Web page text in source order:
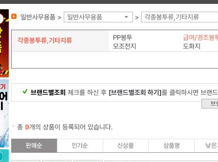
일반사무용품 > 일반사무용품 > 각종봉투류,기타지류
각종봉투류,기타지류 PP봉투
급여/경조봉
모조전지
도화지
브랜드별조회 체크를 하신 후 [브랜드별조회 하기]를 클릭하시면 브랜
총 9개의 상품이 등록되어 있습니다.